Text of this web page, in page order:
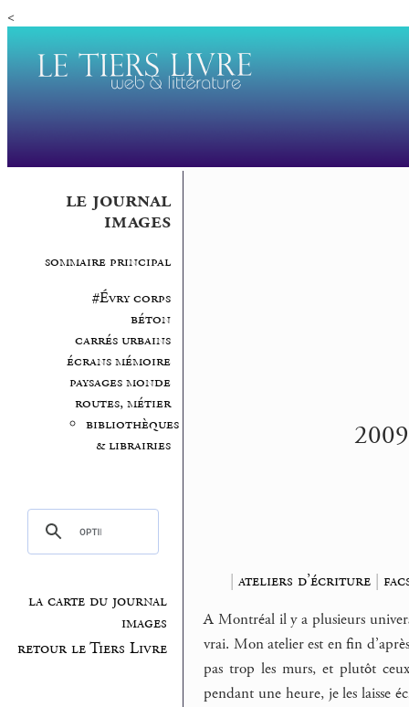
<
le journal
images
sommaire principal
#Évry corps
béton
carrés urbains
écrans mémoire
paysages monde
routes, métier
bibliothèques
& librairies
la carte du journal
images
retour le Tiers Livre
|ateliers d’écriture|
A Montréal il y a plusieurs
vrai. Mon atelier est en fin
pas trop les murs, et plutôt
pendant une heure, je les laisse